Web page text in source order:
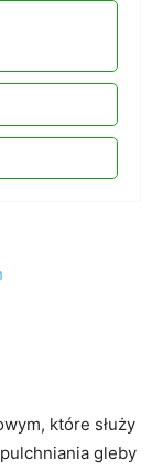
które służy
gleby